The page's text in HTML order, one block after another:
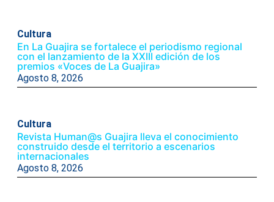
Cultura
En La Guajira se fortalece el periodismo regional
con el lanzamiento de la XXIII edición de los
premios «Voces de La Guajira»
Agosto 8, 2026
Cultura
Revista Human@s Guajira lleva el conocimiento
construido desde el territorio a escenarios
internacionales
Agosto 8, 2026